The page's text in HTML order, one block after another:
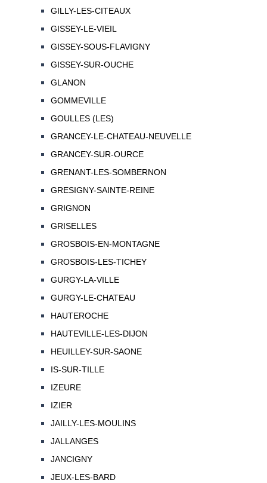
GILLY-LES-CITEAUX
GISSEY-LE-VIEIL
GISSEY-SOUS-FLAVIGNY
GISSEY-SUR-OUCHE
GLANON
GOMMEVILLE
GOULLES (LES)
GRANCEY-LE-CHATEAU-NEUVELLE
GRANCEY-SUR-OURCE
GRENANT-LES-SOMBERNON
GRESIGNY-SAINTE-REINE
GRIGNON
GRISELLES
GROSBOIS-EN-MONTAGNE
GROSBOIS-LES-TICHEY
GURGY-LA-VILLE
GURGY-LE-CHATEAU
HAUTEROCHE
HAUTEVILLE-LES-DIJON
HEUILLEY-SUR-SAONE
IS-SUR-TILLE
IZEURE
IZIER
JAILLY-LES-MOULINS
JALLANGES
JANCIGNY
JEUX-LES-BARD